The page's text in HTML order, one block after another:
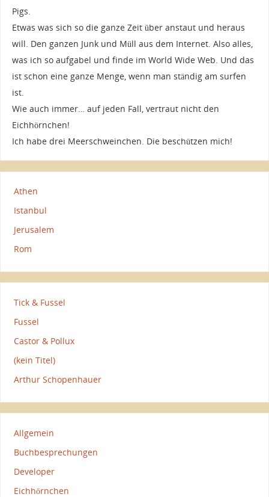
Pigs.
Etwas was sich so die ganze Zeit über anstaut und heraus
will. Den ganzen Junk und Müll aus dem Internet. Also alles,
was ich so aufgabel und finde im World Wide Web. Und das
ist schon eine ganze Menge, wenn man ständig am surfen
ist.
Wie auch immer… auf jeden Fall, vertraut nicht den
Eichhörnchen!
Ich habe drei Meerschweinchen. Die beschützen mich!
Athen
Istanbul
Jerusalem
Rom
Tick & Fussel
Fussel
Castor & Pollux
(kein Titel)
Arthur Schopenhauer
Allgemein
Buchbesprechungen
Developer
Eichhörnchen